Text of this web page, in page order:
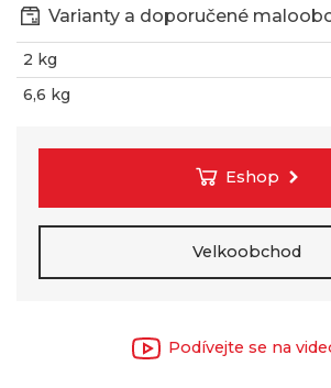
Varianty a doporučené
2 kg
6,6 kg
Eshop
Velkoobchod
Podívejte se na